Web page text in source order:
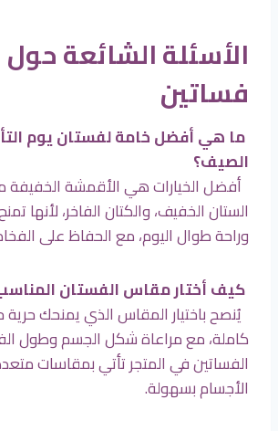
الأسئلة الشائعة
فساتين
ما هي أفضل خامة لفستان يوم
الصيف؟
أفضل الخيارات هي الأقمشة الخفيفة
الستان الخفيف، والكتان الفاخر، لأنها
وراحة طوال اليوم، مع الحفاظ على
كيف أختار مقاس الفستان
يُنصح باختيار المقاس الذي يمنحك حرية
كاملة، مع مراعاة شكل الجسم وطول
الفساتين في المتجر تأتي بمقاسات
الأجسام بسهولة.